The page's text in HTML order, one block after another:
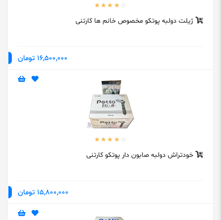
ژیلت دولبه پوتکو مخصوص خانم ها کارتنی
16,500,000 تومان
خودتراش دولبه صابون دار پوتکو کارتنی
15,800,000 تومان